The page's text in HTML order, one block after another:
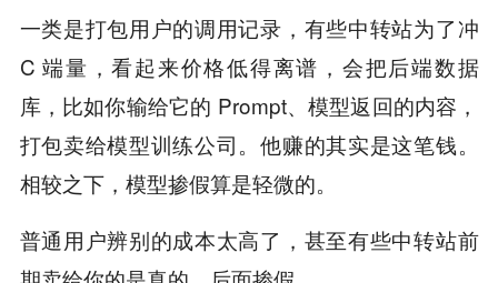
一类是打包用户的调用记录，有些中转站为了冲
C 端量，看起来价格低得离谱，会把后端数据
库，比如你输给它的 Prompt、模型返回的内容，
打包卖给模型训练公司。他赚的其实是这笔钱。
相较之下，模型掺假算是轻微的。
普通用户辨别的成本太高了，甚至有些中转站前